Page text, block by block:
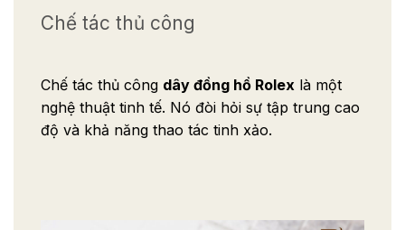
Chế tác thủ công
Chế tác thủ công dây đồng hồ Rolex là một
nghệ thuật tinh tế. Nó đòi hỏi sự tập trung cao
độ và khả năng thao tác tinh xảo.